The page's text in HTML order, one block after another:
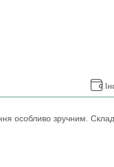
особливо зручним.